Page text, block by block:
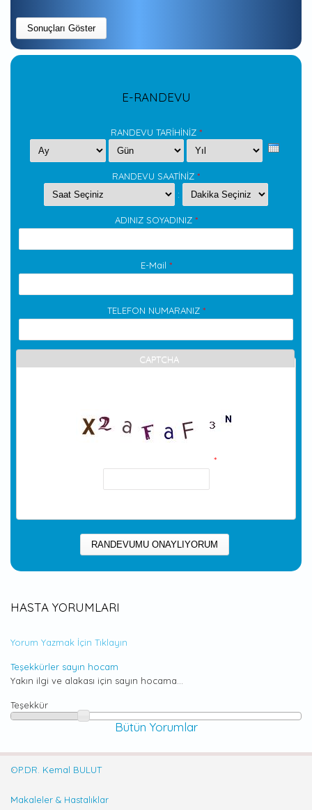
E-RANDEVU
RANDEVU TARİHİNİZ *
Ay
Gün Yıl
RANDEVU SAATİNİZ *
Hour
: Minute
ADINIZ SOYADINIZ *
E-Mail *
TELEFON NUMARANIZ *
CAPTCHA
*
HASTA YORUMLARI
Yorum Yazmak İçin Tıklayın
Teşekkürler sayın hocam
Yakın ilgi ve alakası için sayın hocama...
Teşekkür
Bütün Yorumlar
OP.DR. Kemal BULUT
Makaleler & Hastalıklar